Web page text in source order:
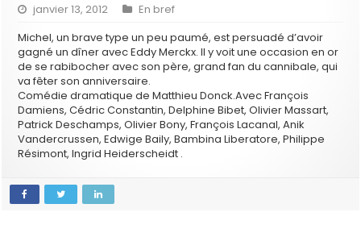
janvier 13, 2012
En bref
Michel, un brave type un peu paumé, est persuadé d’avoir
gagné un dîner avec Eddy Merckx. Il y voit une occasion en or
de se rabibocher avec son père, grand fan du cannibale, qui
va fêter son anniversaire.
Comédie dramatique de Matthieu Donck.Avec François
Damiens, Cédric Constantin, Delphine Bibet, Olivier Massart,
Patrick Deschamps, Olivier Bony, François Lacanal, Anik
Vandercrussen, Edwige Baily, Bambina Liberatore, Philippe
Résimont, Ingrid Heiderscheidt .